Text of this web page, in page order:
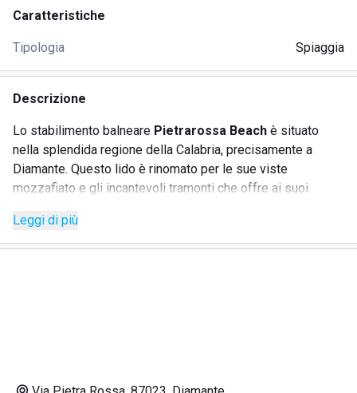
Caratteristiche
Tipologia Spiaggia
Descrizione
Lo stabilimento balneare Pietrarossa Beach è situato
nella splendida regione della Calabria, precisamente a
Diamante. Questo lido è rinomato per le sue viste
mozzafiato e gli incantevoli tramonti che offre ai suoi
relax e bellezza naturale. L'area è caratterizzata da una
spiaggia attrezzata con numerosi servizi che ne fanno un
Leggi di più